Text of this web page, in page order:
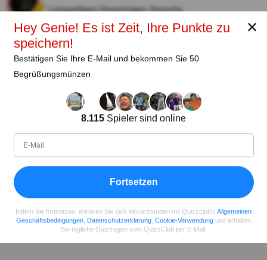
Langweiliges Hosenträger-Gesocks.
Autor:
Margitta Reinl
Autor
02.2020 99 2102393 50
Teilen
✕
Hey Genie! Es ist Zeit, Ihre Punkte zu
speichern!
Bestätigen Sie Ihre E-Mail und bekommen Sie 50
Begrüßungsmünzen
8.115 Spieler sind online
Fortsetzen
Indem Sie fortsetzen, erklären Sie sich einverstanden mit Quizzclub's Allgemeinen
Geschäftsbedingungen Datenschutzerklärung Cookie-Verwendung und erhalten
Sie tägliche Quizfragen vom QuizzClub per E-Mail.